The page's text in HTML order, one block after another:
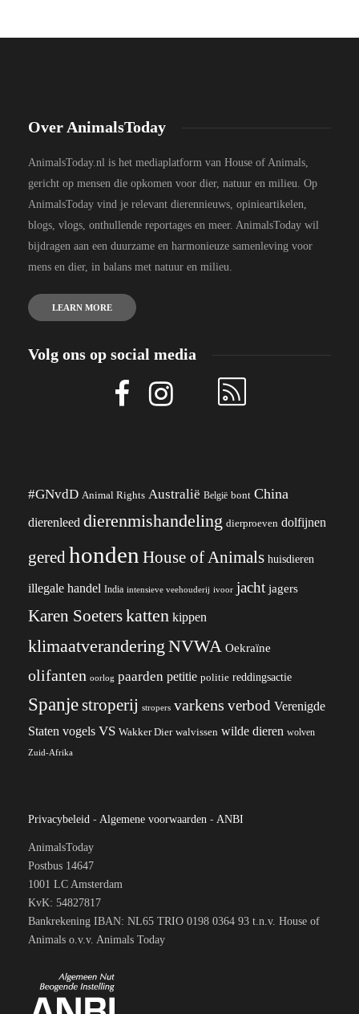
Over AnimalsToday
AnimalsToday.nl is het mediaplatform van House of Animals,
gericht op mensen die opkomen voor dier, natuur en milieu. Op
AnimalsToday vind je relevant dierennieuws, opinieartikelen,
blogs, vlogs, onthullende reportages en meer. AnimalsToday wil
bijdragen aan een duurzame en harmonieuze samenleving voor
mens en dier, in balans met natuur en milieu.
LEARN MORE
Volg ons op social media
#GNvdD Animal Rights Australië België bont China
dierenleed dierenmishandeling dierproeven dolfijnen
geredhonden House of Animals huisdieren
illegale handel India intensieve veehouderij ivoor jacht jagers
Karen Soeterskatten kippen
klimaatverandering NVWA Oekraïne
olifanten oorlog paarden petitie politie reddingsactie
Spanjestroperij stropers varkens verbod Verenigde
Staten vogels VS Wakker Dier walvissen wilde dieren wolven
Zuid-Afrika
Privacybeleid - Algemene voorwaarden - ANBI
AnimalsToday
Postbus 14647
1001 LC Amsterdam
KvK: 54827817
Bankrekening IBAN: NL65 TRIO 0198 0364 93 t.n.v. House of
Animals o.v.v. Animals Today